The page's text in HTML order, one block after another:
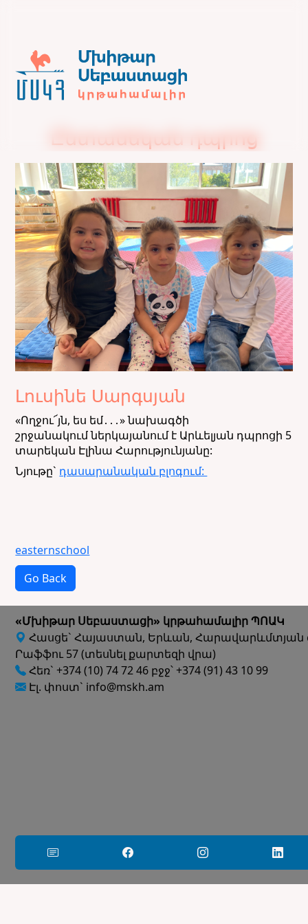
Ընտանեկան դպրոց
Լուսինե Սարգսյան
«Ողջու՜յն, ես եմ․․․»նախագծի
շրջանակումներկայանում է Արևելյան դպրոցի 5
տարեկան Էլինա Հարությունյանը:
Նյութը` դասարանական բլոգում:
easternschool
Go Back
«Մխիթար Սեբաստացի» կրթահամալիր ՊՈԱԿ
Հասցե` Հայաստան, Երևան, Հարավարևմտյան
Րաֆֆու 57 (տեսնել քարտեզի վրա)
Հեռ` +374 (10) 74 72 46 բջջ՝ +374 (91) 43 10 99
Էլ. փոստ` info@mskh.am